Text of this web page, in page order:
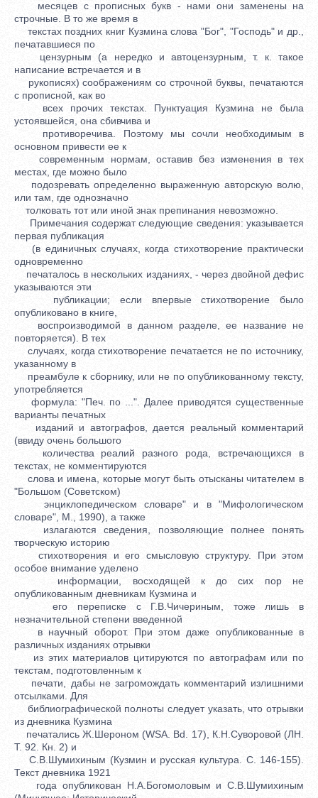
месяцев с прописных букв - нами они заменены на
строчные. В то же время в
текстах поздних книг Кузмина слова "Бог", "Господь" и др.,
печатавшиеся по
цензурным (а нередко и автоцензурным, т. к. такое
написание встречается и в
рукописях) соображениям со строчной буквы, печатаются
с прописной, как во
всех прочих текстах. Пунктуация Кузмина не была
устоявшейся, она сбивчива и
противоречива. Поэтому мы сочли необходимым в
основном привести ее к
современным нормам, оставив без изменения в тех
местах, где можно было
подозревать определенно выраженную авторскую волю,
или там, где однозначно
толковать тот или иной знак препинания невозможно.
Примечания содержат следующие сведения: указывается
первая публикация
(в единичных случаях, когда стихотворение практически
одновременно
печаталось в нескольких изданиях, - через двойной дефис
указываются эти
публикации; если впервые стихотворение было
опубликовано в книге,
воспроизводимой в данном разделе, ее название не
повторяется). В тех
случаях, когда стихотворение печатается не по источнику,
указанному в
преамбуле к сборнику, или не по опубликованному тексту,
употребляется
формула: "Печ. по ...". Далее приводятся существенные
варианты печатных
изданий и автографов, дается реальный комментарий
(ввиду очень большого
количества реалий разного рода, встречающихся в
текстах, не комментируются
слова и имена, которые могут быть отысканы читателем в
"Большом (Советском)
энциклопедическом словаре" и в "Мифологическом
словаре", М., 1990), а также
излагаются сведения, позволяющие полнее понять
творческую историю
стихотворения и его смысловую структуру. При этом
особое внимание уделено
информации, восходящей к до сих пор не
опубликованным дневникам Кузмина и
его переписке с Г.В.Чичериным, тоже лишь в
незначительной степени введенной
в научный оборот. При этом даже опубликованные в
различных изданиях отрывки
из этих материалов цитируются по автографам или по
текстам, подготовленным к
печати, дабы не загромождать комментарий излишними
отсылками. Для
библиографической полноты следует указать, что отрывки
из дневника Кузмина
печатались Ж.Шероном (WSA. Bd. 17), К.Н.Суворовой (ЛН.
Т. 92. Кн. 2) и
С.В.Шумихиным (Кузмин и русская культура. С. 146-155).
Текст дневника 1921
года опубликован Н.А.Богомоловым и С.В.Шумихиным